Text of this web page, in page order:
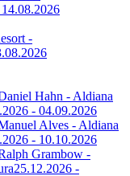
-
Hahn - Aldiana
- 04.09.2026
Alves - Aldiana
- 10.10.2026
Grambow -
25.12.2026 -